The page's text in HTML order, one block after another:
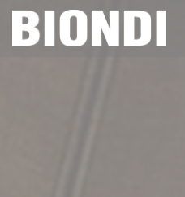
Personnalisation de vos choix en